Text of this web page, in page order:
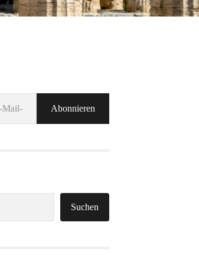
Abonnieren
Suchen